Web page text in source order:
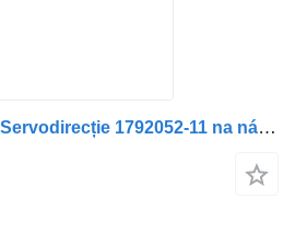
Hadica Țeavă de Ulei Servodirecție 1792052-11 na nákladného auta Scania